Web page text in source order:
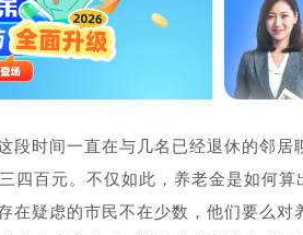
段时间一直在与几名已经退休的邻
四百元。不仅如此，养老金是如何算
在疑虑的市民不在少数，他们要么